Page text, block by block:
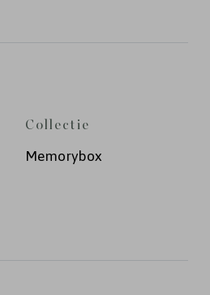
Collectie
Memorybox